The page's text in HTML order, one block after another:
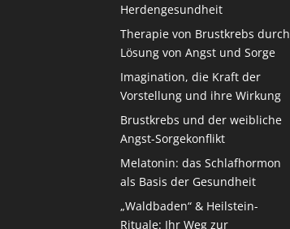
Herdengesundheit
Therapie von Brustkrebs durch
Lösung von Angst und Sorge
Imagination, die Kraft der
Vorstellung und ihre Wirkung
Brustkrebs und der weibliche
Angst-Sorgekonflikt
Melatonin: das Schlafhormon
als Basis der Gesundheit
„Waldbaden“ & Heilstein-
Rituale: Ihr Weg zur